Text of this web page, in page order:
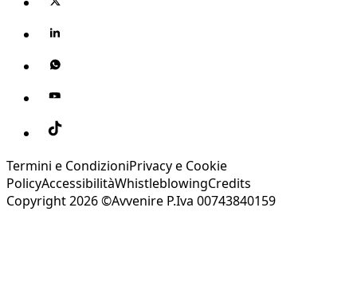
Termini e CondizioniPrivacy e Cookie
PolicyAccessibilitàWhistleblowingCredits
Copyright 2026 ©Avvenire P.Iva 00743840159